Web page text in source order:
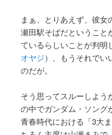
まぁ、とりあえず、彼
瀬田駅そばだということ
ているらしいことが判
オヤジ）、もうそれでい
のだが。
そう思ってスルーしよう
の中でガンダム・ソング
青春時代における「3大